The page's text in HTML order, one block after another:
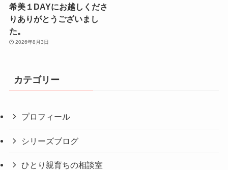
希美１DAYにお越しくださ
りありがとうございまし
た。
2026年8月3日
カテゴリー
プロフィール
シリーズブログ
ひとり親育ちの相談室